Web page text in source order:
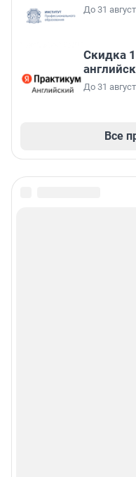
До 31
Скидка
До 31
Все